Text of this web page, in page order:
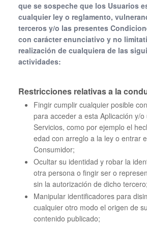
que se sospeche que los Usuarios
cualquier ley o reglamento,
terceros y/o las presentes
con carácter enunciativo y no
realización de cualquiera de las
actividades:
Restricciones relativas a la
Fingir cumplir cualquier posible
para acceder a esta Aplicación y/o
Servicios, como por ejemplo el
edad con arreglo a la ley o entrar
Consumidor;
Ocultar su identidad y robar la
otra persona o fingir ser o
sin la autorización de dicho tercero;
Manipular identificadores para
cualquier otro modo el origen de
contenido publicado;